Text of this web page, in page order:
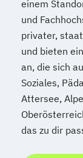
Online
Online
Product
einem
und
privater,
und bieten
an, die sich
Soziales,
Attersee,
das zu dir